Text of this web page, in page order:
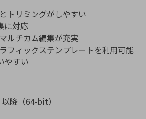
トリミングがしやすい
に対応
ルチカム編集が充実
フィックステンプレートを利用可能
やすい
降（64-bit）